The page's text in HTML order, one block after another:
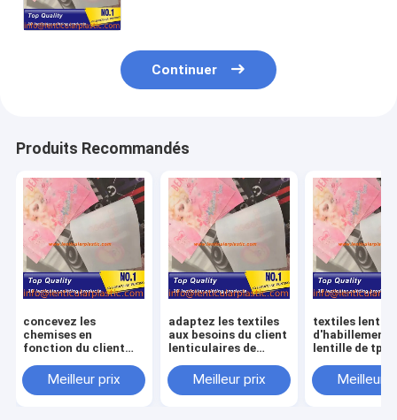
Continuer
Produits Recommandés
concevez les
chemises en
fonction du client
lentille de feuille
d'habillement de
Meilleur prix
adaptez les textiles
aux besoins du client
lenticulaires de
de tissu de
conception d'images
Meilleur prix
textiles
d'habillement
lentille de tpu
de mode
matérielle
Meilleur